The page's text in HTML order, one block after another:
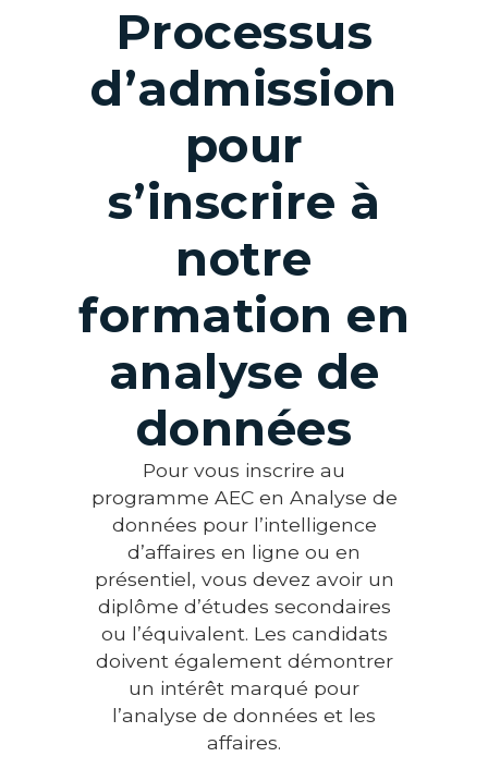
Processus
d’admission
pour
s’inscrire à
notre
formation en
analyse de
données
Pour vous inscrire au
programme AEC en Analyse de
données pour l’intelligence
d’affaires en ligne ou en
présentiel, vous devez avoir un
diplôme d’études secondaires
ou l’équivalent. Les candidats
doivent également démontrer
un intérêt marqué pour
l’analyse de données et les
affaires.